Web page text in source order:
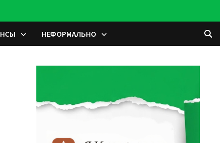
НЕФОРМАЛЬНО